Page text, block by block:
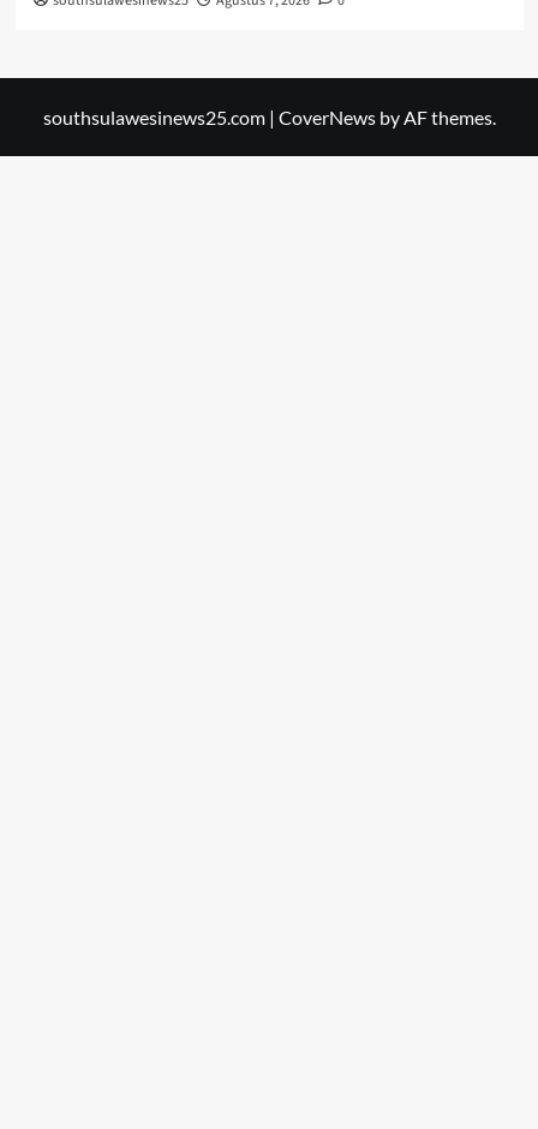
southsulawesinews25.com | CoverNewsby AF themes.